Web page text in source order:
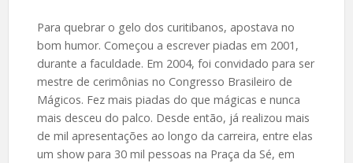
Para quebrar o gelo dos curitibanos, apostava no
bom humor. Começou a escrever piadas em 2001,
durante a faculdade. Em 2004, foi convidado para ser
mestre de cerimônias no Congresso Brasileiro de
Mágicos. Fez mais piadas do que mágicas e nunca
mais desceu do palco. Desde então, já realizou mais
de mil apresentações ao longo da carreira, entre elas
um show para 30 mil pessoas na Praça da Sé, em